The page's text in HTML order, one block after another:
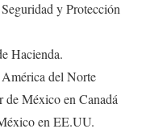
y Protección
Hacienda.
del Norte
de México en Canadá
en EE.UU.